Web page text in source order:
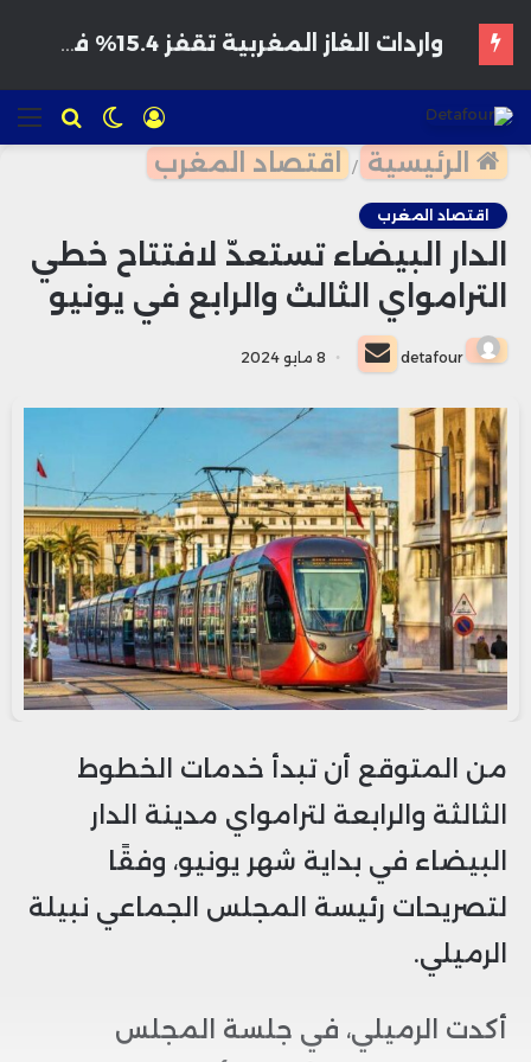
للبحث الوضع
المظلم
تسجيل
الدخول
الرئيسية / اقتصاد المغرب
اقتصاد المغرب
الدار البيضاء تستعدّ لافتتاح خطي
الترامواي الثالث والرابع في يونيو
detafour
أرسل
بريدا
إلكترونيا
8 مايو 2024
من المتوقع أن تبدأ خدمات الخطوط
الثالثة والرابعة لترامواي مدينة الدار
البيضاء في بداية شهر يونيو، وفقًا
لتصريحات رئيسة المجلس الجماعي نبيلة
الرميلي.
أكدت الرميلي، في جلسة المجلس